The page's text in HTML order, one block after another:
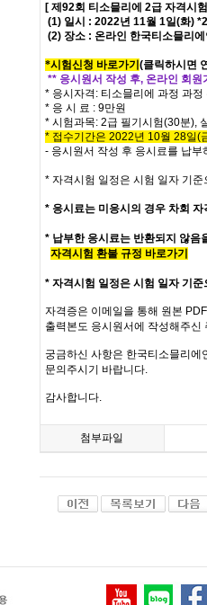
[ 제92회 티소믈리에 2급 자격시
(1) 일시 : 2022년 11월 1일(화)
(2) 장소 : 온라인 한국티소믈리
*시험신청 바로가기 (클릭하시면
** 응시원서 작성 후, 온라인 회
* 응시자격: 티소믈리에 과정 과
* 응 시 료 : 9만원
* 시험과목: 2급 필기시험(30분),
* 접수기간은 2022년 10월 28일(
- 응시원서 작성 후 응시료를 납
* 자격시험 일정은 시험 일자 기
* 응시료는 미응시의 경우 차회
* 납부한 응시료는 반환되지 않
자격시험 환불 규정 바로가기
* 자격시험 일정은 시험 일자 기준
자격증은 이메일을 통해 원본
출력본도 응시원서에 작성해주신
궁금하신 사항은 한국티소믈리
문의주시기 바랍니다.
감사합니다.
첨부파일